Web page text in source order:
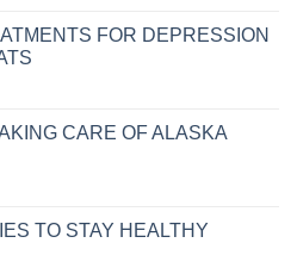
FOR DEPRESSION
CARE OF ALASKA
TO STAY HEALTHY